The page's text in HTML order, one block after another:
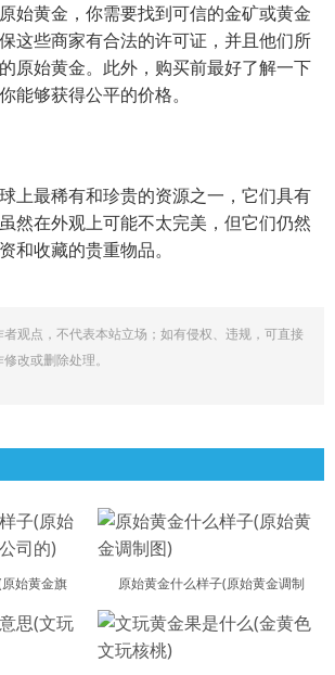
始黄金，你需要找到可信的金矿或黄金
这些商家有合法的许可证，并且他们所
原始黄金。此外，购买前最好了解一下
能够获得公平的价格。
上最稀有和珍贵的资源之一，它们具有
然在外观上可能不太完美，但它们仍然
和收藏的贵重物品。
观点，不代表本站立场；如有侵权、违规，可直接
改或删除处理。
始黄金旗 原始黄金什么样子(原始黄金调制